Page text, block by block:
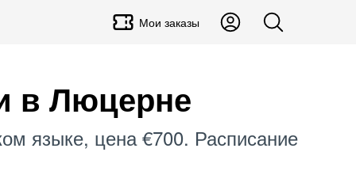
Мои заказы
в Люцерне
языке, цена €700. Расписание